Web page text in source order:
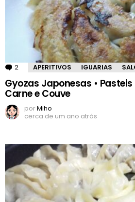
2 Comentários
APERITIVOS IGUARIAS
Gyozas Japonesas •
Carne e Couve
porMiho
cerca de um ano atrás